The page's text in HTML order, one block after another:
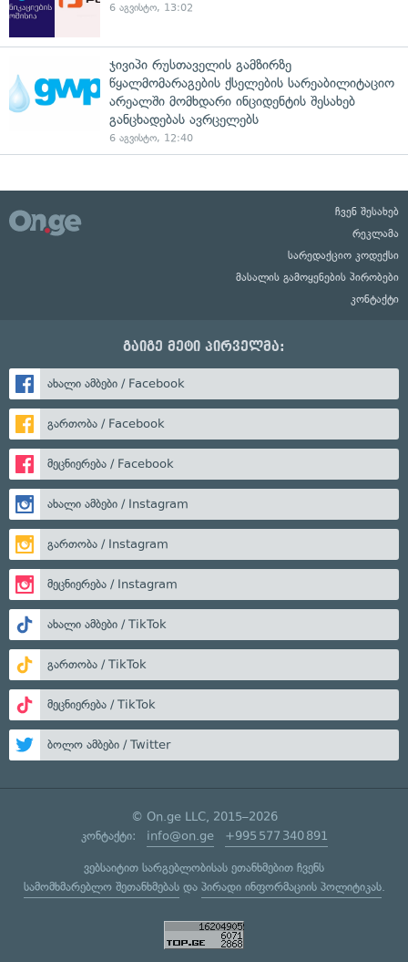
6 აგვისტო, 13:02
ჯივიპი რუსთაველის გამზირზე
წყალმომარაგების ქსელების სარეაბილიტაციო
არეალში მომხდარი ინციდენტის შესახებ
განცხადებას ავრცელებს
6 აგვისტო, 12:40
ჩვენ შესახებ
რეკლამა
სარედაქციო კოდექსი
მასალის გამოყენების პირობები
კონტაქტი
გაიგე მეტი პირველმა:
ახალი ამბები / Facebook
გართობა / Facebook
მეცნიერება / Facebook
ახალი ამბები / Instagram
გართობა / Instagram
მეცნიერება / Instagram
ახალი ამბები / TikTok
გართობა / TikTok
მეცნიერება / TikTok
ბოლო ამბები / Twitter
© On.ge LLC, 2015–2026
კონტაქტი: info@on.ge +995 577 340 891
ვებსაიტით სარგებლობისას ეთანხმებით ჩვენს
სამომხმარებლო შეთანხმებასდა პირადი ინფორმაციის პოლიტიკას.